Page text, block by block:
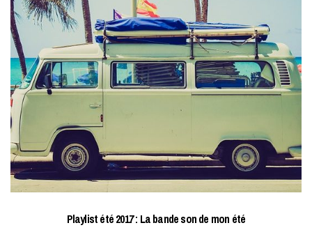
Playlist été 2017 : La bande son de mon été